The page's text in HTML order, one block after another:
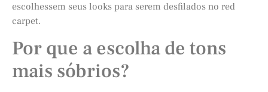
escolhessem seus looks para serem desfilados no red
carpet.
Por que a escolha de tons
mais sóbrios?